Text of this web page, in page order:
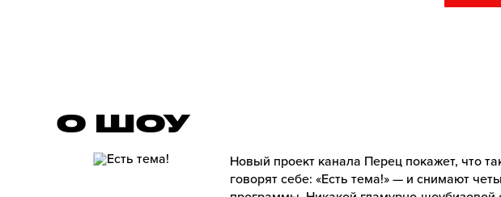
О ШОУ
Новый проект канала Перец покажет, что
говорят себе: «Есть тема!» — и снимают